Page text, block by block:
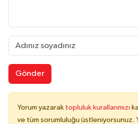
Gönder
Yorum yazarak topluluk kurallarımızı
ve tüm sorumluluğu üstleniyorsunuz.